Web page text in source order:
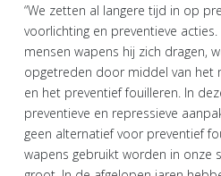
“We zetten al langere tijd in op
voorlichting en preventieve
mensen wapens hij zich dragen,
opgetreden door middel van het
en het preventief fouilleren. In
preventieve en repressieve
geen alternatief voor preventief
wapens gebruikt worden in onze